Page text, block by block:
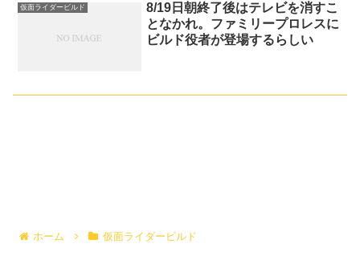
仮面ライダービルド
8/19日朝終了後はテレビを消すこ
となかれ。ファミリープロレスに
ビルド役者が登場するらしい
ホーム 仮面ライダービルド